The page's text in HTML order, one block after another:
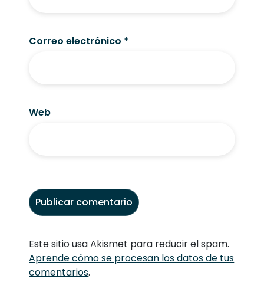
Correo electrónico *
Web
Este sitio usa Akismet para reducir el spam.
Aprende cómo se procesan los datos de tus
comentarios.